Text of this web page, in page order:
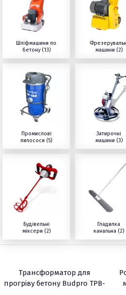
Шліфмашини по
бетону (13)
машини (2)
Промислові
пилососи (5)
Затирочні
машини (3)
Будівельні
міксери (2)
Гладилка
канальна (2)
Трансформатор для
прогріву бетону Budpro TPB-